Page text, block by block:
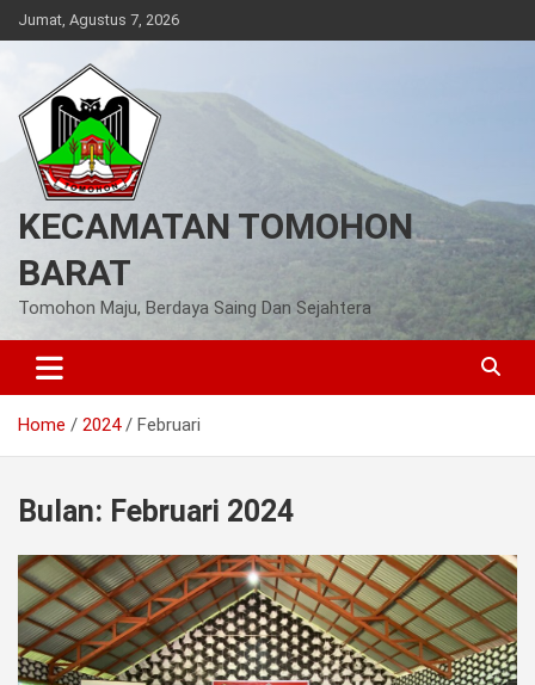
Skip
to
Jumat, Agustus 7, 2026
KECAMATAN TOMOHON
BARAT
Tomohon Maju, Berdaya Saing Dan Sejahtera
Home 2024 Februari
Bulan: Februari 2024